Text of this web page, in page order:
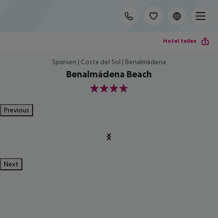
Hotel teilen
Spanien | Costa del Sol | Benalmádena
Benalmádena Beach
4
Previous
Next